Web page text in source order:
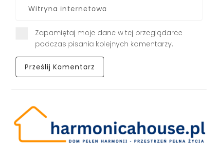
Zapamiętaj moje dane w tej przeglądarce
podczas pisania kolejnych komentarzy.